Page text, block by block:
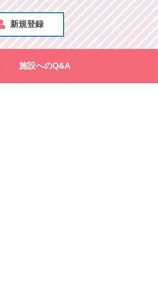
新規登録
施設へのQ&A